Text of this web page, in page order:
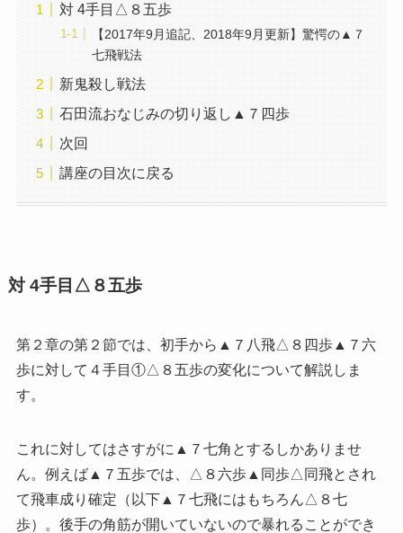
対 4手目△８五歩
【2017年9月追記、2018年9月更新】驚愕の▲７
七飛戦法
新鬼殺し戦法
石田流おなじみの切り返し▲７四歩
次回
講座の目次に戻る
対 4手目△８五歩
第２章の第２節では、初手から▲７八飛△８四歩▲７六
歩に対して４手目①△８五歩の変化について解説しま
す。
これに対してはさすがに▲７七角とするしかありませ
ん。例えば▲７五歩では、△８六歩▲同歩△同飛とされ
て飛車成り確定（以下▲７七飛にはもちろん△８七
歩）。後手の角筋が開いていないので暴れることができ